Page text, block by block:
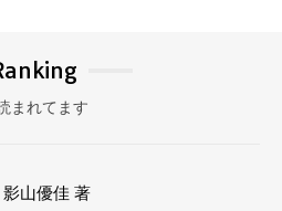
まれてます
山優佳 著